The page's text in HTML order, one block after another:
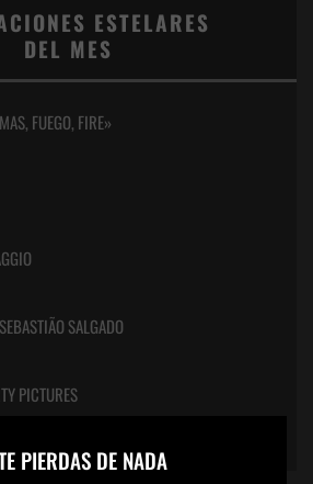
ESTELARES
DEL MES
FUEGO, FIRE»
SALGADO
PICTURES
PIERDAS DE NADA